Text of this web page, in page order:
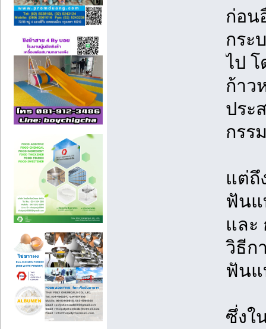
ก่อน
กระ
ไป
ก้าว
ประ
กรร
แต่ถึ
ฟันแ
และ
วิธีก
ฟันแ
ซึ่งใ